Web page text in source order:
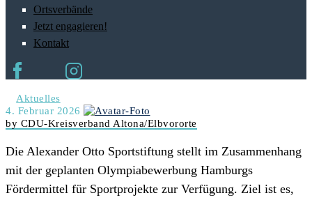
Ortsverbände
Jetzt engagieren!
Kontakt
Aktuelles
4. Februar 2026
by CDU-Kreisverband Altona/Elbvororte
Die Alexander Otto Sportstiftung stellt im Zusammenhang
mit der geplanten Olympiabewerbung Hamburgs
Fördermittel für Sportprojekte zur Verfügung. Ziel ist es,